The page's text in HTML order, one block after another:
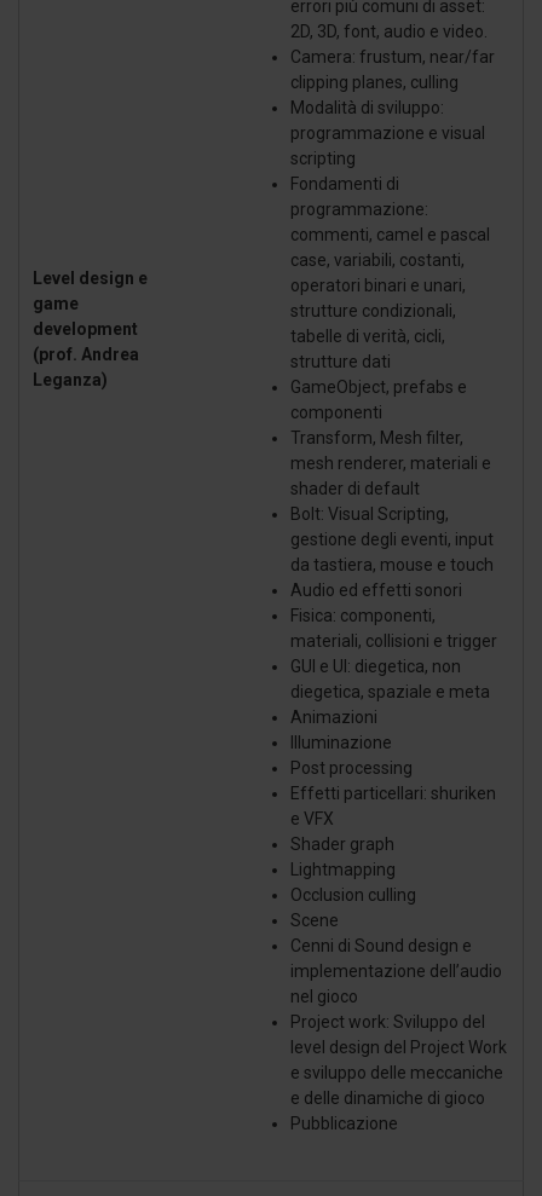
Level design e
game
development
(prof. Andrea
Leganza)
errori più comuni di asset:
2D, 3D, font, audio e video.
Camera: frustum, near/far
clipping planes, culling
Modalità di sviluppo:
programmazione e visual
scripting
Fondamenti di
programmazione:
commenti, camel e pascal
case, variabili, costanti,
operatori binari e unari,
strutture condizionali,
tabelle di verità, cicli,
strutture dati
GameObject, prefabs e
componenti
Transform, Mesh filter,
mesh renderer, materiali e
shader di default
Bolt: Visual Scripting,
gestione degli eventi, input
da tastiera, mouse e touch
Audio ed effetti sonori
Fisica: componenti,
materiali, collisioni e trigger
GUI e UI: diegetica, non
diegetica, spaziale e meta
Animazioni
Illuminazione
Post processing
Effetti particellari: shuriken
e VFX
Shader graph
Lightmapping
Occlusion culling
Scene
Cenni di Sound design e
implementazione dell’audio
nel gioco
Project work: Sviluppo del
level design del Project Work
e sviluppo delle meccaniche
e delle dinamiche di gioco
Pubblicazione